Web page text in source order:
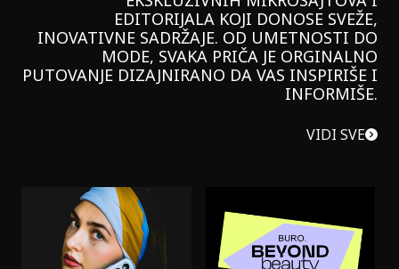
EDITORIJALA KOJI DONOSE SVEŽE,
INOVATIVNE SADRŽAJE. OD UMETNOSTI DO
MODE, SVAKA PRIČA JE ORGINALNO
PUTOVANJE DIZAJNIRANO DA VAS INSPIRIŠE I
INFORMIŠE.
VIDI SVE